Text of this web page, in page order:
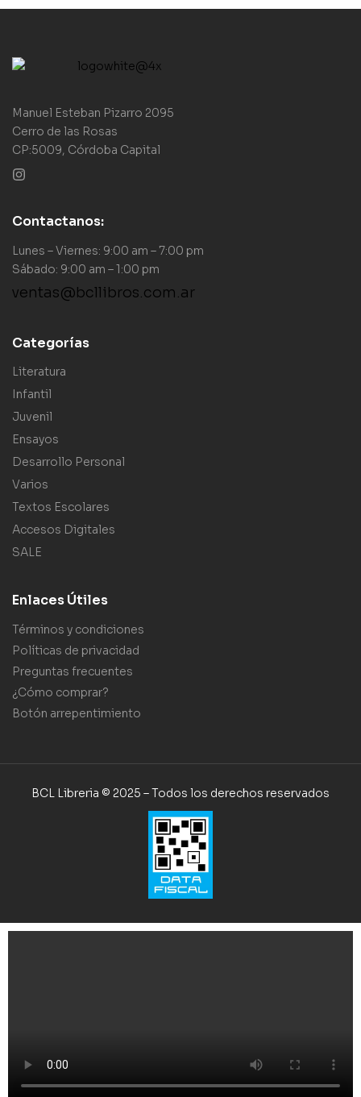
Manuel Esteban Pizarro 2095
Cerro de las Rosas
CP:5009, Córdoba Capital
Contactanos:
Lunes – Viernes: 9:00 am – 7:00 pm
Sábado: 9:00 am – 1:00 pm
ventas@bcllibros.com.ar
Categorías
Literatura
Infantil
Juvenil
Ensayos
Desarrollo Personal
Varios
Textos Escolares
Accesos Digitales
SALE
Enlaces Útiles
Términos y condiciones
Políticas de privacidad
Preguntas frecuentes
¿Cómo comprar?
Botón arrepentimiento
BCL Libreria © 2025 – Todos los derechos reservados